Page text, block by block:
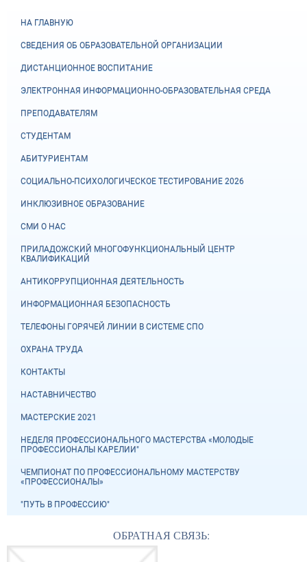
НА ГЛАВНУЮ
СВЕДЕНИЯ ОБ ОБРАЗОВАТЕЛЬНОЙ ОРГАНИЗАЦИИ
ДИСТАНЦИОННОЕ ВОСПИТАНИЕ
ЭЛЕКТРОННАЯ ИНФОРМАЦИОННО-ОБРАЗОВАТЕЛЬНАЯ СРЕДА
ПРЕПОДАВАТЕЛЯМ
СТУДЕНТАМ
АБИТУРИЕНТАМ
СОЦИАЛЬНО-ПСИХОЛОГИЧЕСКОЕ ТЕСТИРОВАНИЕ 2026
ИНКЛЮЗИВНОЕ ОБРАЗОВАНИЕ
СМИ О НАС
ПРИЛАДОЖСКИЙ МНОГОФУНКЦИОНАЛЬНЫЙ ЦЕНТР
КВАЛИФИКАЦИЙ
АНТИКОРРУПЦИОННАЯ ДЕЯТЕЛЬНОСТЬ
ИНФОРМАЦИОННАЯ БЕЗОПАСНОСТЬ
ТЕЛЕФОНЫ ГОРЯЧЕЙ ЛИНИИ В СИСТЕМЕ СПО
ОХРАНА ТРУДА
КОНТАКТЫ
НАСТАВНИЧЕСТВО
МАСТЕРСКИЕ 2021
НЕДЕЛЯ ПРОФЕССИОНАЛЬНОГО МАСТЕРСТВА «МОЛОДЫЕ
ПРОФЕССИОНАЛЫ КАРЕЛИИ"
ЧЕМПИОНАТ ПО ПРОФЕССИОНАЛЬНОМУ МАСТЕРСТВУ
«ПРОФЕССИОНАЛЫ»
"ПУТЬ В ПРОФЕССИЮ"
ОБРАТНАЯ СВЯЗЬ: